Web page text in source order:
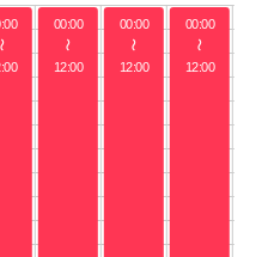
〜
00:00
〜
12:00
00:00
〜
12:00
00:00
〜
12:00